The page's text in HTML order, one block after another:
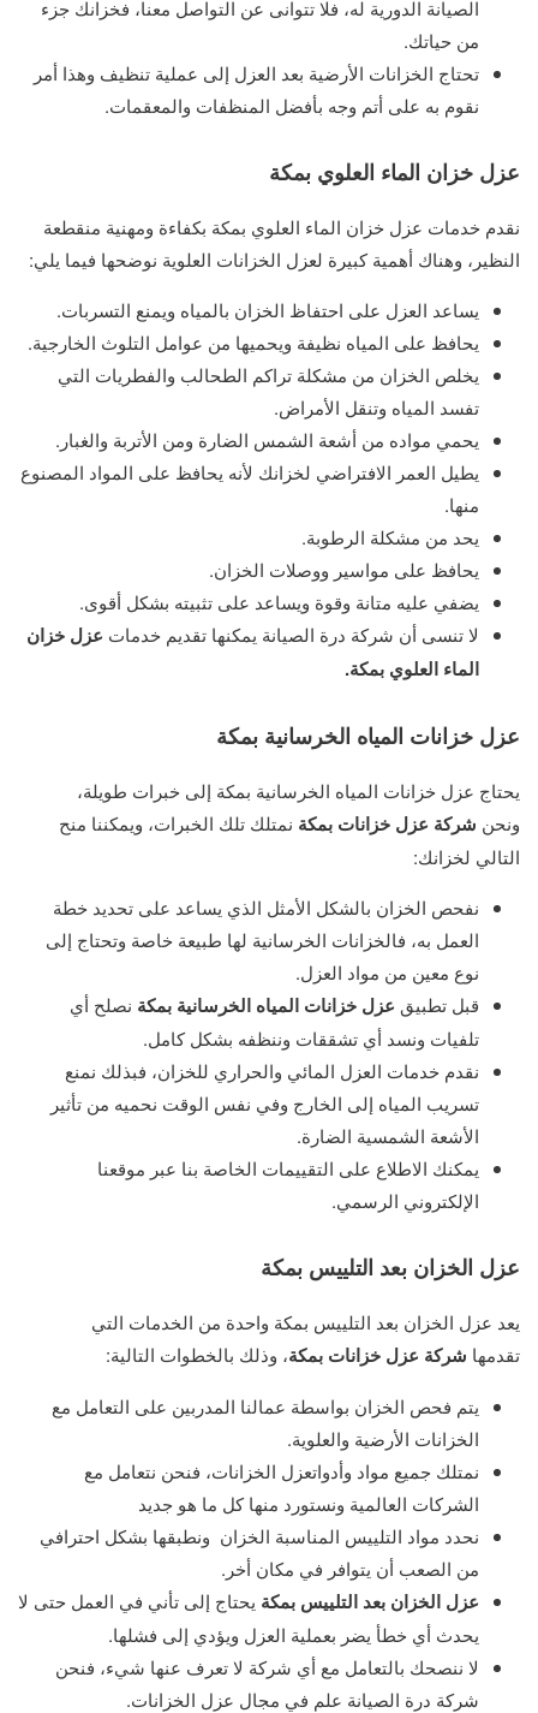
الصيانة الدورية له، فلا تتوانى عن التواصل معنا، فخزانك جزء
من حياتك.
تحتاج الخزانات الأرضية بعد العزل إلى عملية تنظيف وهذا أمر
نقوم به على أتم وجه بأفضل المنظفات والمعقمات.
عزل خزان الماء العلوي بمكة
نقدم خدمات عزل خزان الماء العلوي بمكة بكفاءة ومهنية منقطعة
النظير، وهناك أهمية كبيرة لعزل الخزانات العلوية نوضحها فيما يلي:
يساعد العزل على احتفاظ الخزان بالمياه ويمنع التسربات.
يحافظ على المياه نظيفة ويحميها من عوامل التلوث الخارجية.
يخلص الخزان من مشكلة تراكم الطحالب والفطريات التي
تفسد المياه وتنقل الأمراض.
يحمي مواده من أشعة الشمس الضارة ومن الأتربة والغبار.
يطيل العمر الافتراضي لخزانك لأنه يحافظ على المواد المصنوع
منها.
يحد من مشكلة الرطوبة.
يحافظ على مواسير ووصلات الخزان.
يضفي عليه متانة وقوة ويساعد على تثبيته بشكل أقوى.
لا تنسى أن شركة درة الصيانة يمكنها تقديم خدمات عزل خزان
الماء العلوي بمكة.
عزل خزانات المياه الخرسانية بمكة
يحتاج عزل خزانات المياه الخرسانية بمكة إلى خبرات طويلة،
ونحن شركة عزل خزانات بمكة نمتلك تلك الخبرات، ويمكننا منح
التالي لخزانك:
نفحص الخزان بالشكل الأمثل الذي يساعد على تحديد خطة
العمل به، فالخزانات الخرسانية لها طبيعة خاصة وتحتاج إلى
نوع معين من مواد العزل.
قبل تطبيق عزل خزانات المياه الخرسانية بمكة نصلح أي
تلفيات ونسد أي تشققات وننظفه بشكل كامل.
نقدم خدمات العزل المائي والحراري للخزان، فبذلك نمنع
تسريب المياه إلى الخارج وفي نفس الوقت نحميه من تأثير
الأشعة الشمسية الضارة.
يمكنك الاطلاع على التقييمات الخاصة بنا عبر موقعنا
الإلكتروني الرسمي.
عزل الخزان بعد التلييس بمكة
يعد عزل الخزان بعد التلييس بمكة واحدة من الخدمات التي
تقدمها شركة عزل خزانات بمكة، وذلك بالخطوات التالية:
يتم فحص الخزان بواسطة عمالنا المدربين على التعامل مع
الخزانات الأرضية والعلوية.
نمتلك جميع مواد وأدواتعزل الخزانات، فنحن نتعامل مع
الشركات العالمية ونستورد منها كل ما هو جديد
نحدد مواد التلييس المناسبة الخزان ونطبقها بشكل احترافي
من الصعب أن يتوافر في مكان أخر.
عزل الخزان بعد التلييس بمكة يحتاج إلى تأني في العمل حتى لا
يحدث أي خطأ يضر بعملية العزل ويؤدي إلى فشلها.
لا ننصحك بالتعامل مع أي شركة لا تعرف عنها شيء، فنحن
شركة درة الصيانة علم في مجال عزل الخزانات.